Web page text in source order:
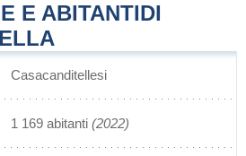
E ABITANTIDI
Casacanditellesi
1 169 abitanti (2022)